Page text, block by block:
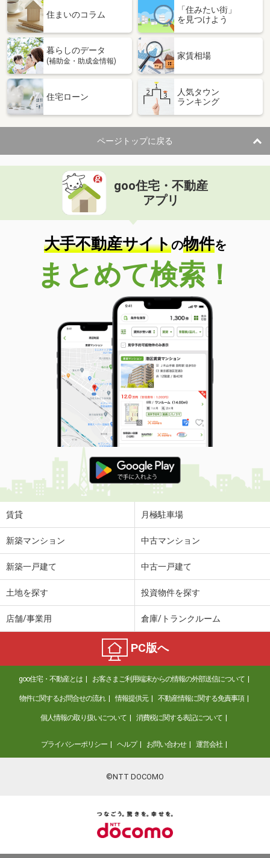
住まいのコラム
「住みたい街」
を見つけよう
暮らしのデータ
(補助金・助成金情報)
家賃相場
住宅ローン
人気タウン
ランキング
ページトップに戻る
goo住宅・不動産
アプリ
大手不動産サイトの物件を
まとめて検索！
賃貸 月極駐車場
新築マンション 中古マンション
新築一戸建て 中古一戸建て
土地を探す 投資物件を探す
店舗/事業用 倉庫/トランクルーム
PC版へ
goo住宅・不動産とは お客さまご利用端末からの情報の外部送信について
物件に関するお問合せの流れ 情報提供元 不動産情報に関する免責事項
個人情報の取り扱いについて 消費税に関する表記について
プライバシーポリシー ヘルプ お問い合わせ 運営会社
©NTT DOCOMO